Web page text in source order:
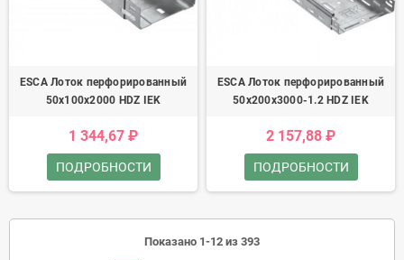
ESCA Лоток перфорированный
50х100х2000 HDZ IEK
1 344,67 ₽
ПОДРОБНОСТИ
ESCA Лоток перфорированный
50х200х3000-1.2 HDZ IEK
2 157,88 ₽
ПОДРОБНОСТИ
Показано 1-12 из 393